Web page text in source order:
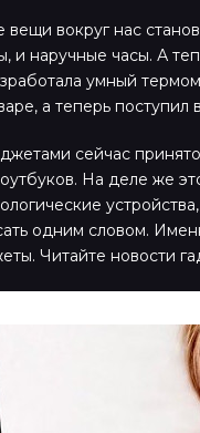
вокруг нас
и наручные часы. А
умный
а теперь
сейчас
На деле же
одним словом.
Читайте новости